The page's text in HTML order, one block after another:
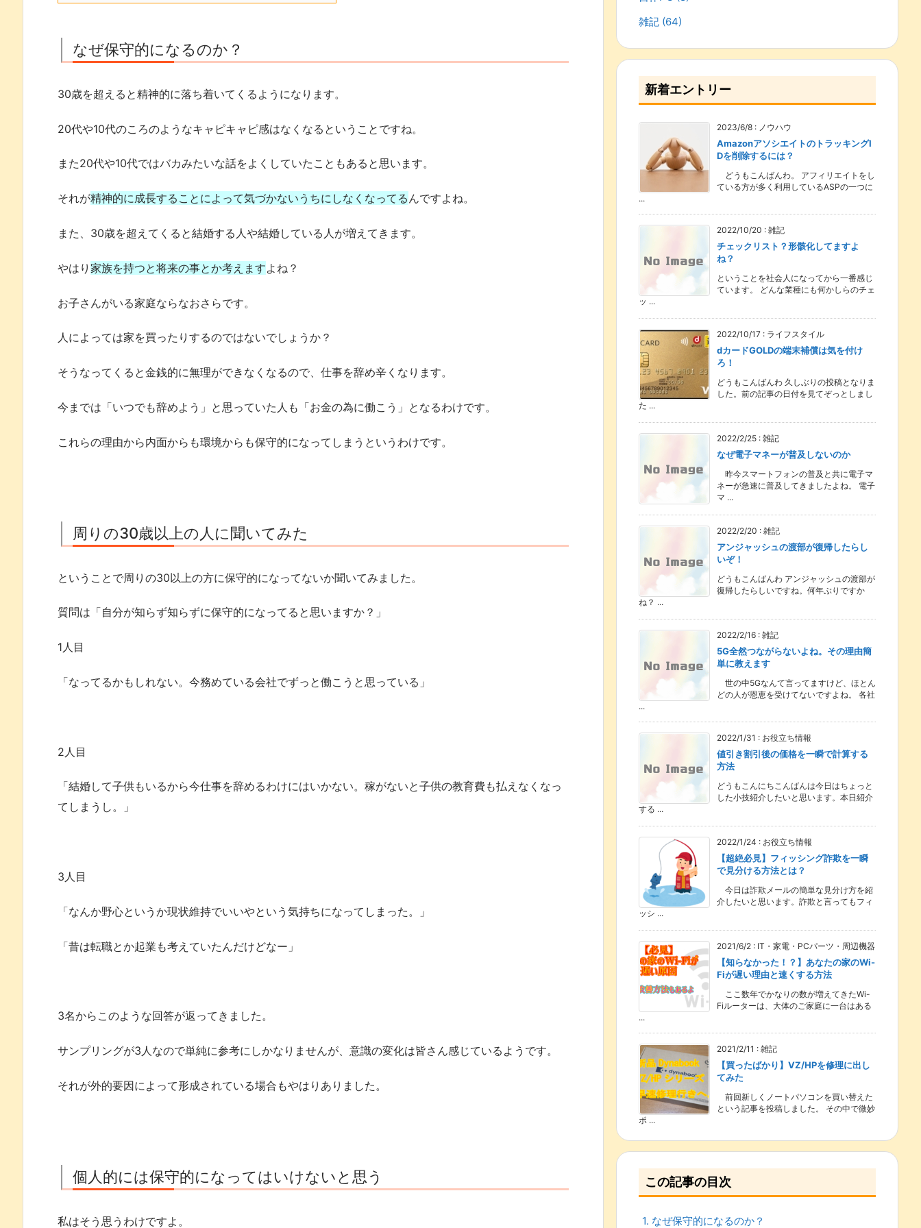
なぜ保守的になるのか？
30歳を超えると精神的に落ち着いてくるようになります。
20代や10代のころのようなキャピキャピ感はなくなるということですね。
また20代や10代ではバカみたいな話をよくしていたこともあると思います。
それが精神的に成長することによって気づかないうちにしなくなってるんですよね。
また、30歳を超えてくると結婚する人や結婚している人が増えてきます。
やはり 家族を持つと将来の事とか考えますよね？
お子さんがいる家庭ならなおさらです。
人によっては家を買ったりするのではないでしょうか？
そうなってくると金銭的に無理ができなくなるので、仕事を辞め辛くなります。
今までは「いつでも辞めよう」と思っていた人も「お金の為に働こう」となるわけです。
これらの理由から内面からも環境からも保守的になってしまうというわけです。
周りの30歳以上の人に聞いてみた
ということで周りの30以上の方に保守的になってないか聞いてみました。
質問は「自分が知らず知らずに保守的になってると思いますか？」
1人目
「なってるかもしれない。今務めている会社でずっと働こうと思っている」
2人目
「結婚して子供もいるから今仕事を辞めるわけにはいかない。稼がないと子供の教育費も払えなくなっ
てしまうし。」
3人目
「なんか野心というか現状維持でいいやという気持ちになってしまった。」
「昔は転職とか起業も考えていたんだけどなー」
3名からこのような回答が返ってきました。
サンプリングが3人なので単純に参考にしかなりませんが、意識の変化は皆さん感じているようです。
それが外的要因によって形成されている場合もやはりありました。
個人的には保守的になってはいけないと思う
私はそう思うわけですよ。
雑記 (64)
新着エントリー
2023/6/8 : ノウハウ
AmazonアソシエイトのトラッキングI
Dを削除するには？
どうもこんばんわ。 アフィリエイトをし
ている方が多く利用しているASPの一つに
...
2022/10/20 : 雑記
チェックリスト？形骸化してますよ
ね？
ということを社会人になってから一番感じ
ています。 どんな業種にも何かしらのチェ
ッ ...
2022/10/17 : ライフスタイル
dカードGOLDの端末補償は気を付け
ろ！
どうもこんばんわ 久しぶりの投稿となりま
した。前の記事の日付を見てぞっとしまし
た ...
2022/2/25 : 雑記
なぜ電子マネーが普及しないのか
昨今スマートフォンの普及と共に電子マ
ネーが急速に普及してきましたよね。 電子
マ ...
2022/2/20 : 雑記
アンジャッシュの渡部が復帰したらし
いぞ！
どうもこんばんわ アンジャッシュの渡部が
復帰したらしいですね。何年ぶりですか
ね？ ...
2022/2/16 : 雑記
5G全然つながらないよね。その理由簡
単に教えます
世の中5Gなんて言ってますけど、ほとん
どの人が恩恵を受けてないですよね。 各社
...
2022/1/31 : お役立ち情報
値引き割引後の価格を一瞬で計算する
方法
どうもこんにちこんばんは今日はちょっと
した小技紹介したいと思います。本日紹介
する ...
2022/1/24 : お役立ち情報
【超絶必見】フィッシング詐欺を一瞬
で見分ける方法とは？
今日は詐欺メールの簡単な見分け方を紹
介したいと思います。詐欺と言ってもフィ
ッシ ...
2021/6/2 : IT・家電・PCパーツ・周辺機器
【知らなかった！？】あなたの家のWi-
Fiが遅い理由と速くする方法
ここ数年でかなりの数が増えてきたWi-
Fiルーターは、大体のご家庭に一台はある
...
2021/2/11 : 雑記
【買ったばかり】VZ/HPを修理に出し
てみた
前回新しくノートパソコンを買い替えた
という記事を投稿しました。 その中で微妙
ポ ...
この記事の目次
1. なぜ保守的になるのか？